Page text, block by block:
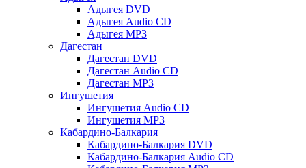
Адыгея DVD
Адыгея Audio CD
Адыгея MP3
Дагестан
Дагестан DVD
Дагестан Audio CD
Дагестан MP3
Ингушетия
Ингушетия Audio CD
Ингушетия MP3
Кабардино-Балкария
Кабардино-Балкария DVD
Кабардино-Балкария Audio CD